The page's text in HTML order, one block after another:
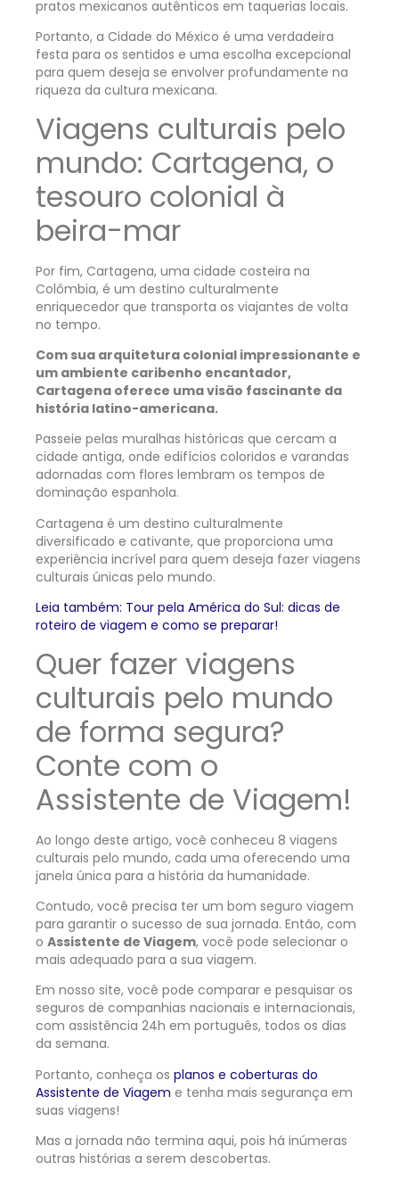
pratos mexicanos autênticos em taquerias locais.
Portanto, a Cidade do México é uma verdadeira
festa para os sentidos e uma escolha excepcional
para quem deseja se envolver profundamente na
riqueza da cultura mexicana.
Viagens culturais pelo
mundo: Cartagena, o
tesouro colonial à
beira-mar
Por fim, Cartagena, uma cidade costeira na
Colômbia, é um destino culturalmente
enriquecedor que transporta os viajantes de volta
no tempo.
Com sua arquitetura colonial impressionante e
um ambiente caribenho encantador,
Cartagena oferece uma visão fascinante da
história latino-americana.
Passeie pelas muralhas históricas que cercam a
cidade antiga, onde edifícios coloridos e varandas
adornadas com flores lembram os tempos de
dominação espanhola.
Cartagena é um destino culturalmente
diversificado e cativante, que proporciona uma
experiência incrível para quem deseja fazer viagens
culturais únicas pelo mundo.
Leia também: Tour pela América do Sul: dicas de
roteiro de viagem e como se preparar!
Quer fazer viagens
culturais pelo mundo
de forma segura?
Conte com o
Assistente de Viagem!
Ao longo deste artigo, você conheceu 8 viagens
culturais pelo mundo, cada uma oferecendo uma
janela única para a história da humanidade.
Contudo, você precisa ter um bom seguro viagem
para garantir o sucesso de sua jornada. Então, com
o Assistente de Viagem, você pode selecionar o
mais adequado para a sua viagem.
Em nosso site, você pode comparar e pesquisar os
seguros de companhias nacionais e internacionais,
com assistência 24h em português, todos os dias
da semana.
Portanto, conheça os planos e coberturas do
Assistente de Viagem e tenha mais segurança em
suas viagens!
Mas a jornada não termina aqui, pois há inúmeras
outras histórias a serem descobertas.